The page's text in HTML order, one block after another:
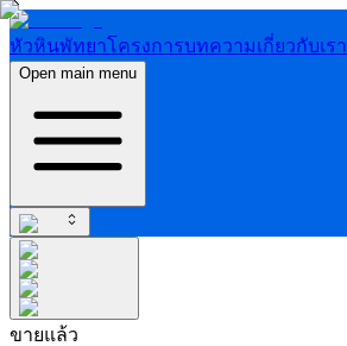
หัวหินพัทยาโครงการบทความเกี่ยวกับเรา
Open main menu
ขายแล้ว